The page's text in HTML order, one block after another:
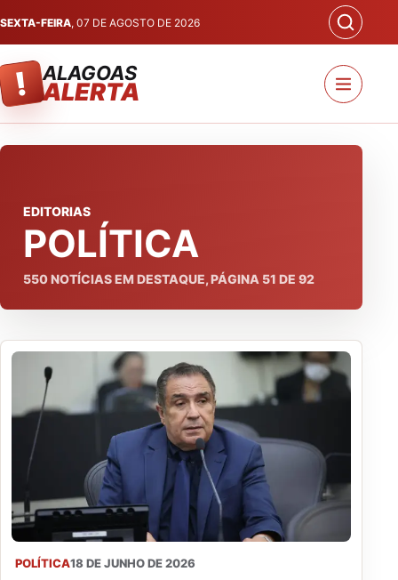
SEXTA-FEIRA, 07 DE AGOSTO DE 2026
! ALAGOAS
ALERTA
EDITORIAS
POLÍTICA
550NOTÍCIAS EM DESTAQUE, PÁGINA 51 DE 92
POLÍTICA18 DE JUNHO DE 2026